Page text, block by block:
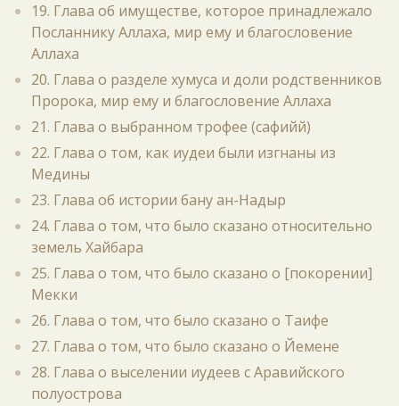
19. Глава об имуществе, которое принадлежало
Посланнику Аллаха, мир ему и благословение
Аллаха
20. Глава о разделе хумуса и доли родственников
Пророка, мир ему и благословение Аллаха
21. Глава о выбранном трофее (сафийй)
22. Глава о том, как иудеи были изгнаны из
Медины
23. Глава об истории бану ан-Надыр
24. Глава о том, что было сказано относительно
земель Хайбара
25. Глава о том, что было сказано о [покорении]
Мекки
26. Глава о том, что было сказано о Таифе
27. Глава о том, что было сказано о Йемене
28. Глава о выселении иудеев с Аравийского
полуострова